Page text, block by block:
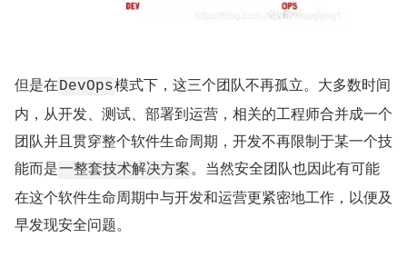
但是在 DevOps模式下，这三个团队不再孤立。大多数时间
内，从开发、测试、部署到运营，相关的工程师合并成一个
团队并且贯穿整个软件生命周期，开发不再限制于某一个技
能而是一整套技术解决方案 。当然安全团队也因此有可能
在这个软件生命周期中与开发和运营更紧密地工作，以便及
早发现安全问题。